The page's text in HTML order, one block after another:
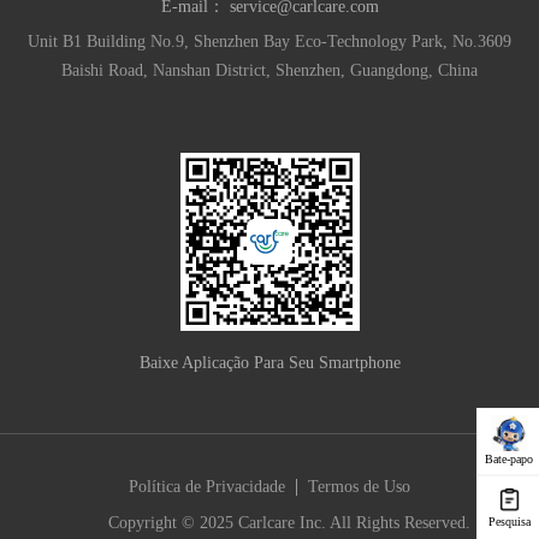
Bate-papo
Pesquisa
E-mail： service@carlcare.com
Unit B1 Building No.9, Shenzhen Bay Eco-Technology Park, No.3609
Baishi Road, Nanshan District, Shenzhen, Guangdong, China
Baixe Aplicação Para Seu Smartphone
Política de Privacidade | Termos de Uso
Copyright © 2025 Carlcare Inc. All Rights Reserved.